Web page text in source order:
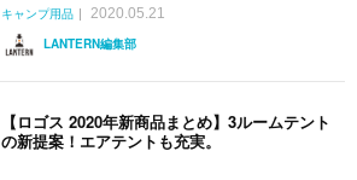
キャンプ用品
2020.05.21
LANTERN編集部
【ロゴス 2020年新商品まとめ】3ルームテント
の新提案！エアテントも充実。